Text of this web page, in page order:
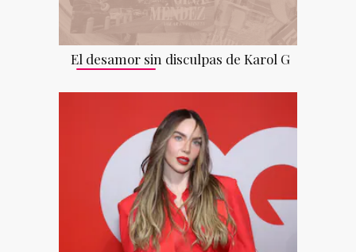
El desamor sin disculpas de Karol G